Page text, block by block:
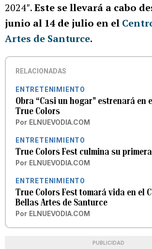
2024″.Este se llevará a cabo
junio al 14 de julio en el
Artes de Santurce.
RELACIONADAS
ENTRETENIMIENTO
Obra “Casi un hogar” estrenará en
True Colors
Por ELNUEVODIA.COM
ENTRETENIMIENTO
True Colors Fest culmina su
Por ELNUEVODIA.COM
ENTRETENIMIENTO
True Colors Fest tomará vida en el
Bellas Artes de Santurce
Por ELNUEVODIA.COM
PUBLICIDAD